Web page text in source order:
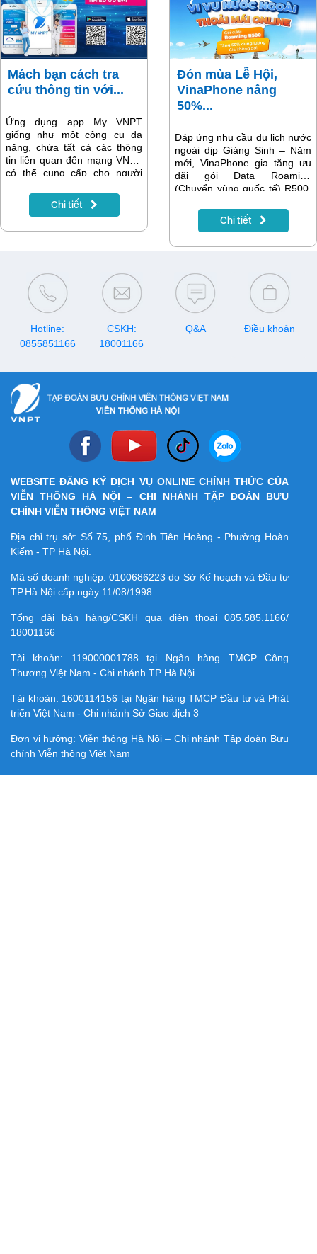
Mách bạn cách tra
cứu thông tin với...
Ứng dụng app My VNPT
giống như một công cụ đa
năng, chứa tất cả các thông
tin liên quan đến mạng VNPT
có thể cung cấp cho người
app My VNPT dưới đây sẽ
giúp bạn sử dụng công cụ tiện
Chi tiết
Đón mùa Lễ Hội,
VinaPhone nâng
50%...
Đáp ứng nhu cầu du lịch nước
ngoài dịp Giáng Sinh – Năm
mới, VinaPhone gia tăng ưu
đãi gói Data Roaming
(Chuyển vùng quốc tế) R500.
hiện đã có tới 6GB tốc độ cao
để thỏa thích sử dụng khắp
Chi tiết
Hotline:
0855851166
CSKH:
18001166
Q&A Điều khoản
WEBSITE ĐĂNG KÝ DỊCH VỤ ONLINE CHÍNH THỨC CỦA
VIỄN THÔNG HÀ NỘI – CHI NHÁNH TẬP ĐOÀN BƯU
CHÍNH VIỄN THÔNG VIỆT NAM
Địa chỉ trụ sở: Số 75, phố Đinh Tiên Hoàng - Phường Hoàn
Kiếm - TP Hà Nội.
Mã số doanh nghiệp:0100686223 do Sở Kế hoạch và Đầu tư
TP.Hà Nội cấp ngày 11/08/1998
Tổng đài bán hàng/CSKH qua điện thoại 085.585.1166/
18001166
Tài khoản: 119000001788 tại Ngân hàng TMCP Công
Thương Việt Nam - Chi nhánh TP Hà Nội
Tài khoản: 1600114156 tại Ngân hàng TMCP Ðầu tư và Phát
triển Việt Nam - Chi nhánh Sở Giao dịch 3
Đơn vị hưởng: Viễn thông Hà Nội – Chi nhánh Tập đoàn Bưu
chính Viễn thông Việt Nam